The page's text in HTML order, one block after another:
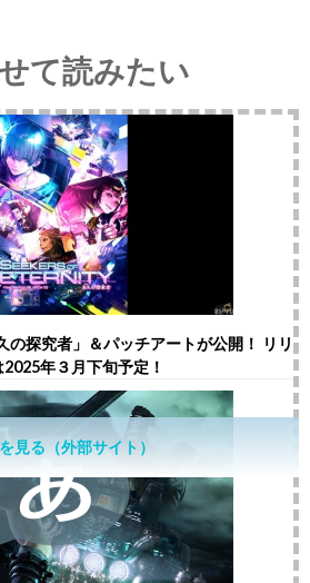
て読みたい
の探究者」＆パッチアートが公開！ リリ
2025年３月下旬予定！
見る（外部サイト）